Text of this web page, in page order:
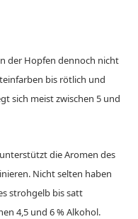
der Hopfen dennoch nicht
bis rötlich und
sich meist zwischen 5 und
unterstützt die Aromen des
Nicht selten haben
strohgelb bis satt
4,5 und 6 % Alkohol.